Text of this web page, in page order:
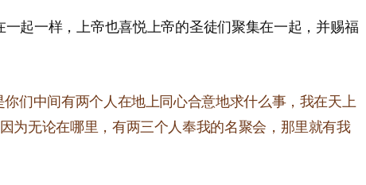
起一样，上帝也喜悦上帝的圣徒们聚集在一起，并赐福
你们中间有两个人在地上同心合意地求什么事，我在天上
为无论在哪里，有两三个人奉我的名聚会，那里就有我